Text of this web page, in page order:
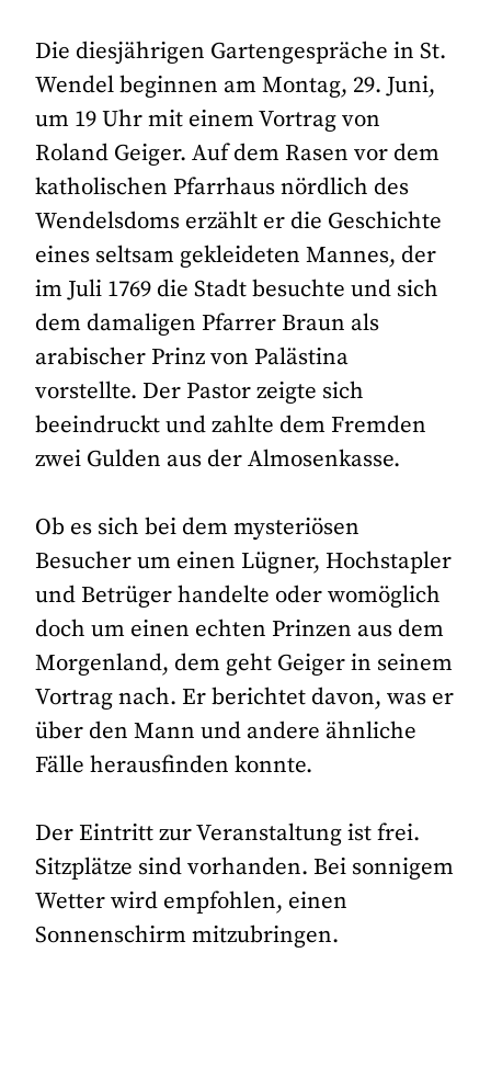
Die diesjährigen Gartengespräche in St.
Wendel beginnen am Montag, 29. Juni,
um 19 Uhr mit einem Vortrag von
Roland Geiger. Auf dem Rasen vor dem
katholischen Pfarrhaus nördlich des
Wendelsdoms erzählt er die Geschichte
eines seltsam gekleideten Mannes, der
im Juli 1769 die Stadt besuchte und sich
dem damaligen Pfarrer Braun als
arabischer Prinz von Palästina
vorstellte. Der Pastor zeigte sich
beeindruckt und zahlte dem Fremden
zwei Gulden aus der Almosenkasse.
Ob es sich bei dem mysteriösen
Besucher um einen Lügner, Hochstapler
und Betrüger handelte oder womöglich
doch um einen echten Prinzen aus dem
Morgenland, dem geht Geiger in seinem
Vortrag nach. Er berichtet davon, was er
über den Mann und andere ähnliche
Fälle herausfinden konnte.
Der Eintritt zur Veranstaltung ist frei.
Sitzplätze sind vorhanden. Bei sonnigem
Wetter wird empfohlen, einen
Sonnenschirm mitzubringen.